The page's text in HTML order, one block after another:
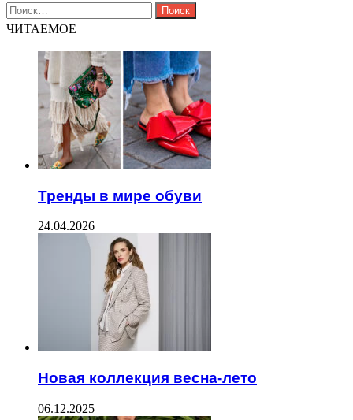
Найти:
ЧИТАЕМОЕ
Тренды в мире обуви
24.04.2026
Новая коллекция весна-лето
06.12.2025